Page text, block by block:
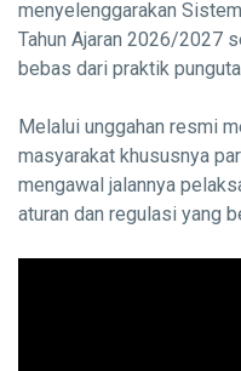
menyelenggarakan
Tahun Ajaran 2026/2027
bebas dari praktik
Melalui unggahan resmi
masyarakat khususnya
mengawal jalannya
aturan dan regulasi yang